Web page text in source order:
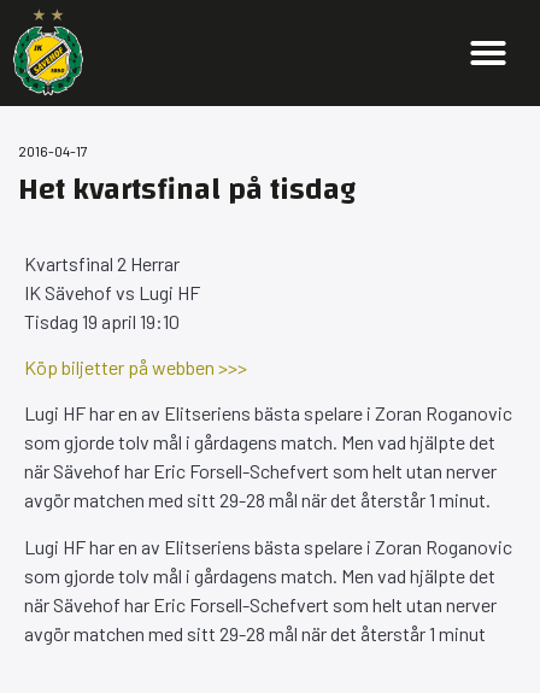
2016-04-17
Het kvartsfinal på tisdag
Kvartsfinal 2 Herrar
IK Sävehof vs Lugi HF
Tisdag 19 april 19:10
Köp biljetter på webben >>>
Lugi HF har en av Elitseriens bästa spelare i Zoran Roganovic
som gjorde tolv mål i gårdagens match. Men vad hjälpte det
när Sävehof har Eric Forsell-Schefvert som helt utan nerver
avgör matchen med sitt 29-28 mål när det återstår 1 minut.
Lugi HF har en av Elitseriens bästa spelare i Zoran Roganovic
som gjorde tolv mål i gårdagens match. Men vad hjälpte det
när Sävehof har Eric Forsell-Schefvert som helt utan nerver
avgör matchen med sitt 29-28 mål när det återstår 1 minut